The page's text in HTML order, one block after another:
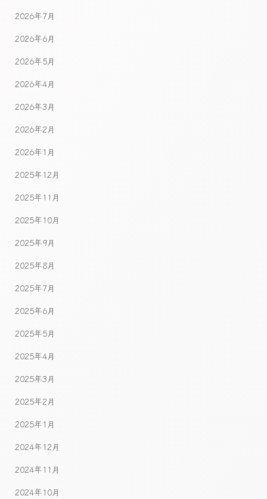
2026年7月
2026年6月
2026年5月
2026年4月
2026年3月
2026年2月
2026年1月
2025年12月
2025年11月
2025年10月
2025年9月
2025年8月
2025年7月
2025年6月
2025年5月
2025年4月
2025年3月
2025年2月
2025年1月
2024年12月
2024年11月
2024年10月